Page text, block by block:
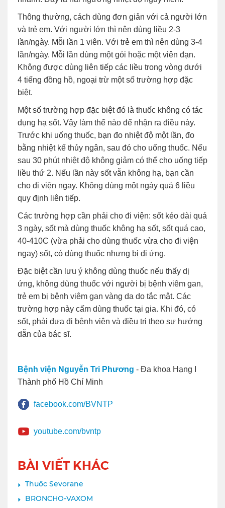
Thông thường, cách dùng đơn giản với cả người lớn
và trẻ em. Với người lớn thì nên dùng liều 2-3
lần/ngày. Mỗi lần 1 viên. Với trẻ em thì nên dùng 3-4
lần/ngày. Mỗi lần dùng một gói hoặc một viên đạn.
Không được dùng liên tiếp các liều trong vòng dưới
4 tiếng đồng hồ, ngoại trừ một số trường hợp đặc
biệt.
Một số trường hợp đặc biệt đó là thuốc không có tác
dụng hạ sốt. Vậy làm thế nào để nhận ra điều này.
Trước khi uống thuốc, bạn đo nhiệt độ một lần, đo
bằng nhiệt kế thủy ngân, sau đó cho uống thuốc. Nếu
sau 30 phút nhiệt độ không giảm có thể cho uống tiếp
liều thứ 2. Nếu lần này sốt vẫn không hạ, bạn cần
cho đi viện ngay. Không dùng một ngày quá 6 liều
quy định liên tiếp.
Các trường hợp cần phải cho đi viện: sốt kéo dài quá
3 ngày, sốt mà dùng thuốc không hạ sốt, sốt quá cao,
40-410C (vừa phải cho dùng thuốc vừa cho đi viện
ngay) sốt, có dùng thuốc nhưng bị dị ứng.
Đặc biệt cần lưu ý không dùng thuốc nếu thấy dị
ứng, không dùng thuốc với người bị bệnh viêm gan,
trẻ em bị bệnh viêm gan vàng da do tắc mật. Các
trường hợp này cấm dùng thuốc tại gia. Khi đó, có
sốt, phải đưa đi bệnh viện và điều trị theo sự hướng
dẫn của bác sĩ.
Bệnh viện Nguyễn Tri Phương - Đa khoa Hạng I
Thành phố Hồ Chí Minh
facebook.com/BVNTP
youtube.com/bvntp
BÀI VIẾT KHÁC
Thuốc Sevorane
BRONCHO-VAXOM